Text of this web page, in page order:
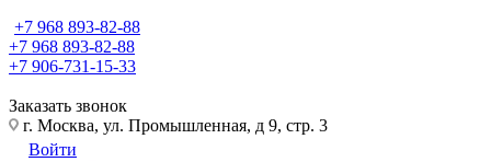
+7 968 893-82-88
+7 968 893-82-88
+7 906-731-15-33
Заказать звонок
г. Москва, ул. Промышленная, д 9, стр. 3
Войти